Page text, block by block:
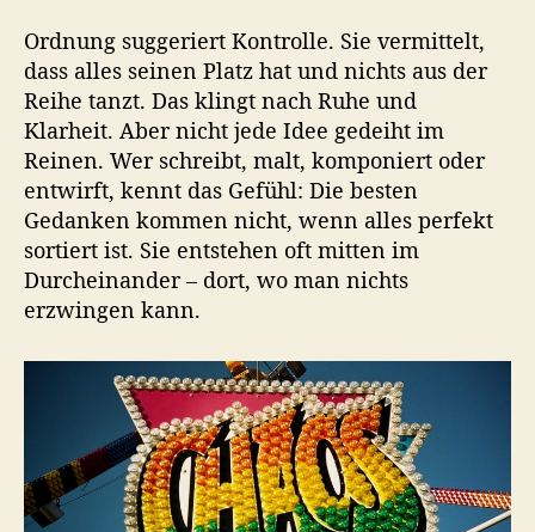
d
n
u
n
g
Ordnung suggeriert Kontrolle. Sie vermittelt,
dass alles seinen Platz hat und nichts aus der
Reihe tanzt. Das klingt nach Ruhe und
Klarheit. Aber nicht jede Idee gedeiht im
Reinen. Wer schreibt, malt, komponiert oder
entwirft, kennt das Gefühl: Die besten
Gedanken kommen nicht, wenn alles perfekt
sortiert ist. Sie entstehen oft mitten im
Durcheinander – dort, wo man nichts
erzwingen kann.